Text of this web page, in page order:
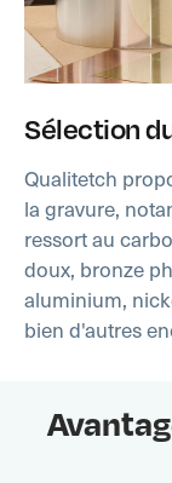
Sélection
Qualitetch
la gravure,
ressort au
doux, bronze
aluminium,
bien d'autres